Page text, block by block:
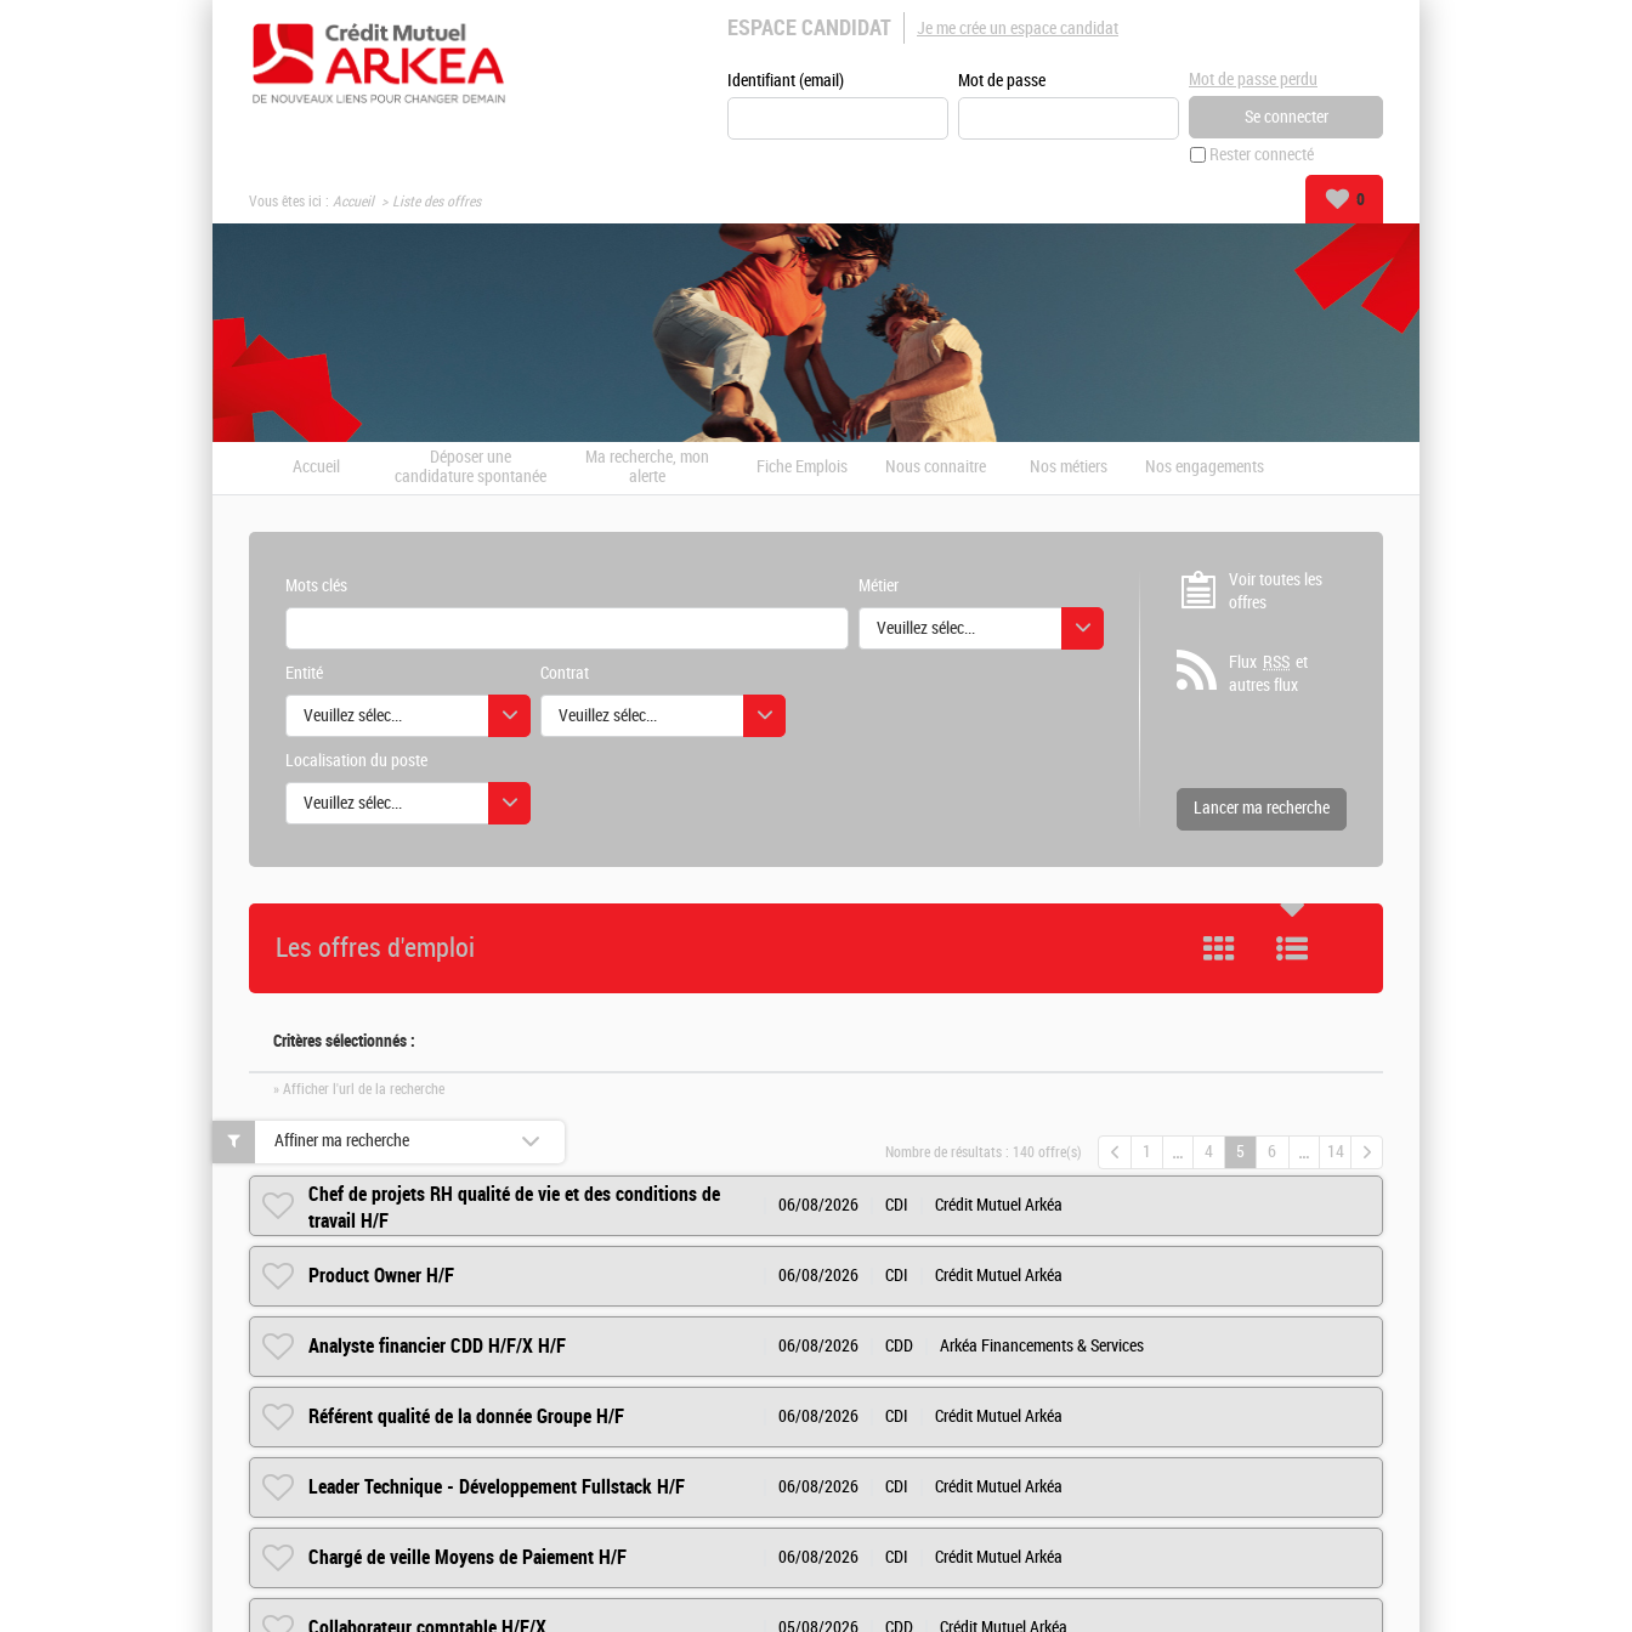
ESPACE CANDIDAT
Identifiant (email) Mot de passe
Rester connecté
Mot de passe perdu
Je me crée un espace candidat
Vous êtes ici : Accueil Liste des offres 0
Accueil
Déposer une
candidature spontanée
Ma recherche, mon
alerte
Fiche Emplois Nous connaitre Nos métiers Nos engagements
Mots clés Métier
Veuillez sélectionner une ou des valeurs
Entité
Veuillez sélectionner une ou des valeurs
Contrat
Veuillez sélectionner une ou des valeurs
Localisation du poste
Veuillez sélectionner une ou des valeurs
Voir toutes les
offres
Flux RSS et
autres flux
Les offres d'emploi
Critères sélectionnés :
» Afficher l'url de la recherche
Nombre de résultats : 140 offre(s) 1 4 5 6 14
Chef de projets RH qualité de vie et des conditions de
travail H/F
06/08/2026 CDI Crédit Mutuel Arkéa
Product Owner H/F 06/08/2026 CDI Crédit Mutuel Arkéa
Analyste financier CDD H/F/X H/F 06/08/2026 CDD Arkéa Financements & Services
Référent qualité de la donnée Groupe H/F 06/08/2026 CDI Crédit Mutuel Arkéa
Leader Technique - Développement Fullstack H/F 06/08/2026 CDI Crédit Mutuel Arkéa
Chargé de veille Moyens de Paiement H/F 06/08/2026 CDI Crédit Mutuel Arkéa
05/08/2026 CDD Crédit Mutuel Arkéa
Affiner ma recherche